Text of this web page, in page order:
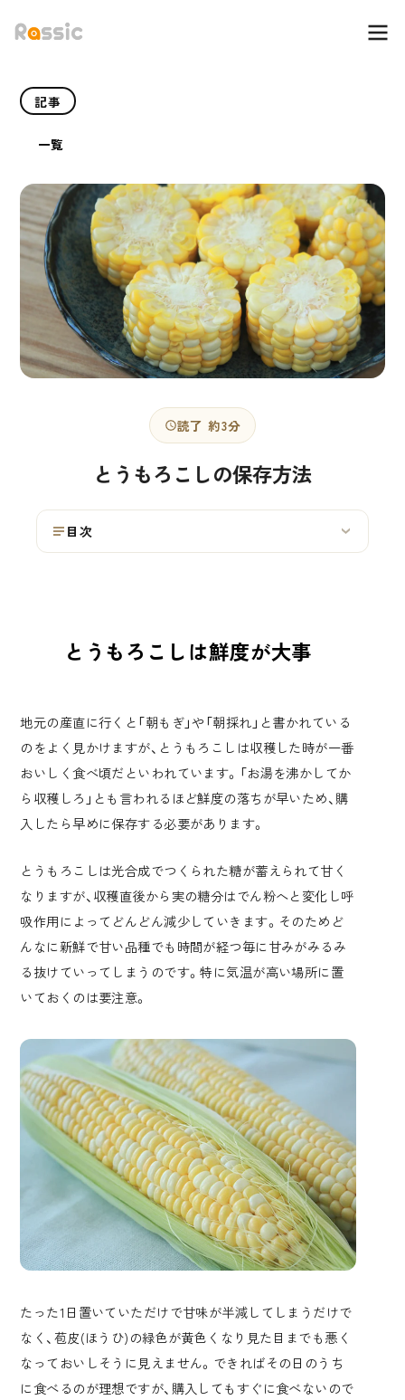
記事
一覧
読了 約3分
とうもろこしの保存方法
目次 ›
とうもろこしは鮮度が大事
地元の産直に行くと「朝もぎ」や「朝採れ」と書かれている
のをよく見かけますが、とうもろこしは収穫した時が一番
おいしく食べ頃だといわれています。「お湯を沸かしてか
ら収穫しろ」とも言われるほど鮮度の落ちが早いため、購
入したら早めに保存する必要があります。
とうもろこしは光合成でつくられた糖が蓄えられて甘く
なりますが、収穫直後から実の糖分はでん粉へと変化し呼
吸作用によってどんどん減少していきます。そのためど
んなに新鮮で甘い品種でも時間が経つ毎に甘みがみるみ
る抜けていってしまうのです。特に気温が高い場所に置
いておくのは要注意。
たった1日置いていただけで甘味が半減してしまうだけで
なく、苞皮(ほうひ)の緑色が黄色くなり見た目までも悪く
なっておいしそうに見えません。できればその日のうち
に食べるのが理想ですが、購入してもすぐに食べないので